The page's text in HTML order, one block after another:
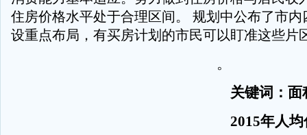
住房价格水平处于合理区间。 规划中公布了市
设重点布局，有买房计划的市民可以盯准这些片
。
关键词：面
2015年人均